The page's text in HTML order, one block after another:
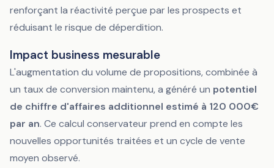
renforçant la réactivité perçue par les prospects et
réduisant le risque de déperdition.
Impact business mesurable
L'augmentation du volume de propositions, combinée à
un taux de conversion maintenu, a généré un potentiel
de chiffre d'affaires additionnel estimé à 120 000€
par an. Ce calcul conservateur prend en compte les
nouvelles opportunités traitées et un cycle de vente
moyen observé.